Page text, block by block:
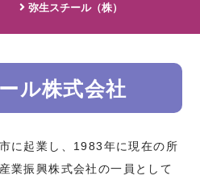
弥生スチール（株）
ル株式会社
に起業し、1983年に現在の所
業振興株式会社の一員として